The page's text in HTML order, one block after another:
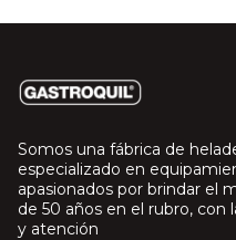
Somos una fábrica de
especializado en
apasionados por brindar el
de 50 años en el rubro, con
y atención